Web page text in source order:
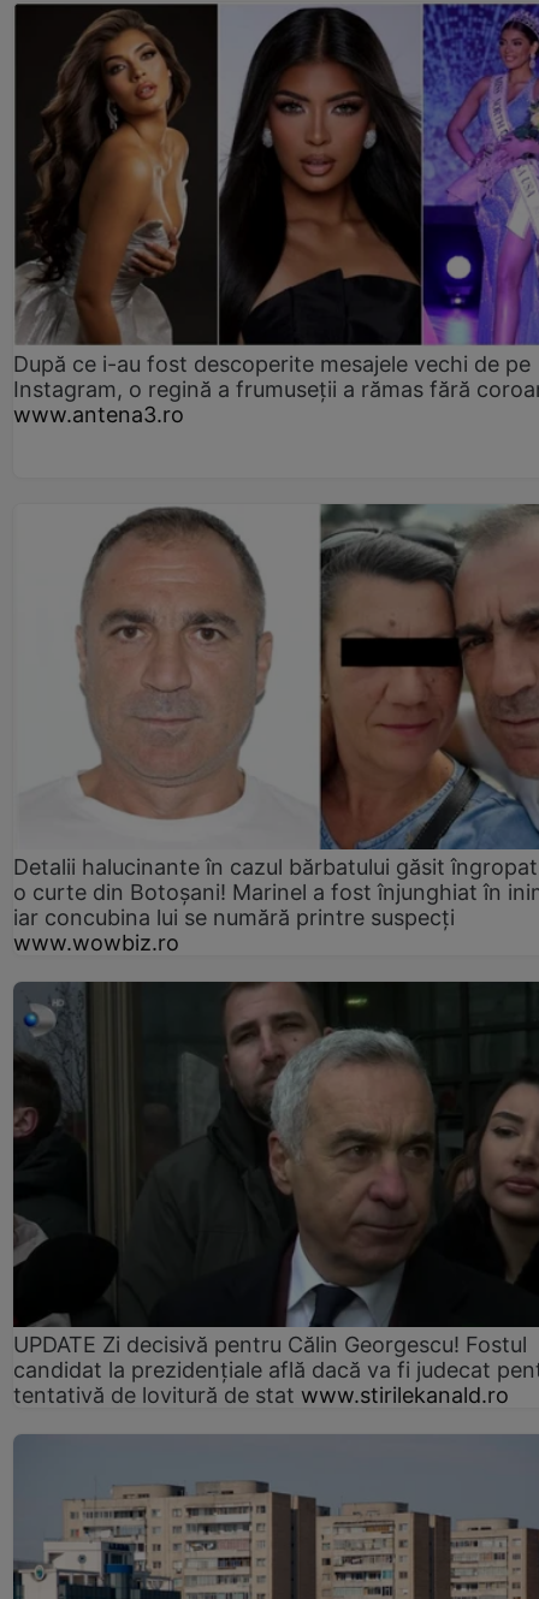
După ce i-au fost descoperite mesajele vechi de pe
Instagram, o regină a frumuseții a rămas fără
www.antena3.ro
Detalii halucinante în cazul bărbatului găsit
o curte din Botoșani! Marinel a fost înjunghiat în
iar concubina lui se numără printre suspecți
www.wowbiz.ro
UPDATE Zi decisivă pentru Călin Georgescu! Fostul
candidat la prezidențiale află dacă va fi judecat
tentativă de lovitură de stat www.stirilekanald.ro